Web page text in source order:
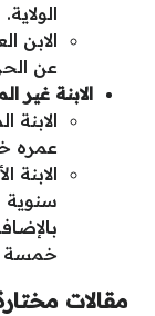
الولاية.
الابن
عن
الابنة غير
عمره
سنوية
خمسة
مقالات